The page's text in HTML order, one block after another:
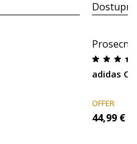
adidas
OFFER
44,99 €